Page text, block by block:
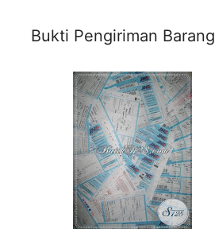
Bukti Pengiriman Barang